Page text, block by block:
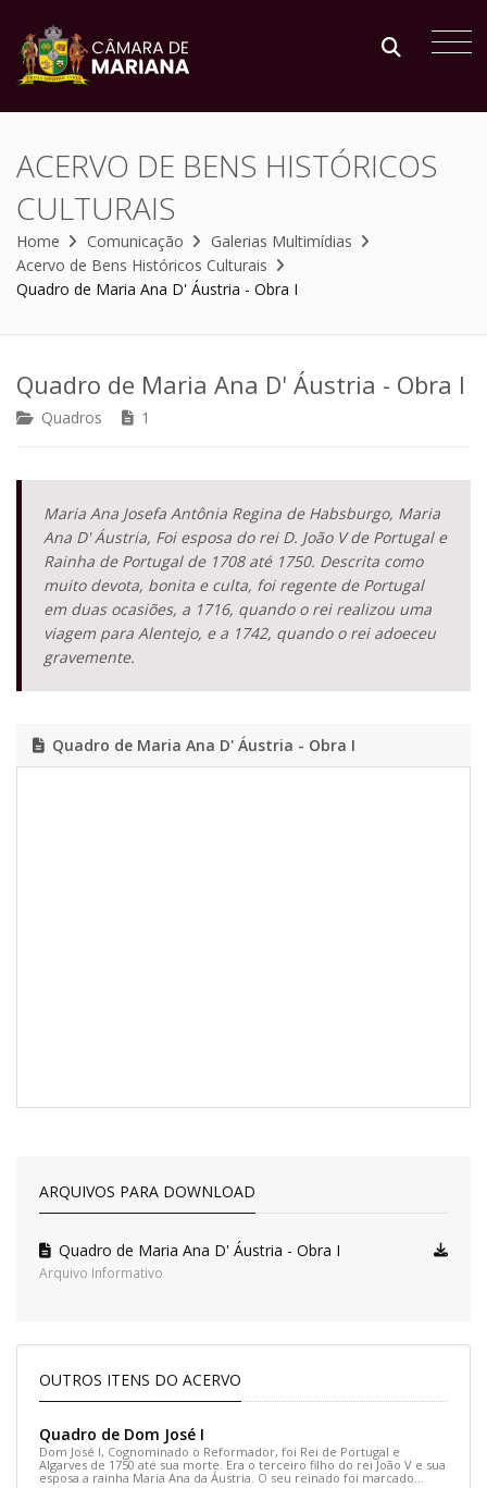
ACERVO DE BENS HISTÓRICOS
CULTURAIS
Home Comunicação
Galerias Multimídias
Acervo de Bens Históricos Culturais
Quadro de Maria Ana D' Áustria - Obra I
Quadro de Maria Ana D' Áustria - Obra I
Quadros 1
Maria Ana Josefa Antônia Regina de Habsburgo, Maria
Ana D' Áustria, Foi esposa do rei D. João V de Portugal e
Rainha de Portugal de 1708 até 1750. Descrita como
muito devota, bonita e culta, foi regente de Portugal
em duas ocasiões, a 1716, quando o rei realizou uma
viagem para Alentejo, e a 1742, quando o rei adoeceu
gravemente.
Quadro de Maria Ana D' Áustria - Obra I
ARQUIVOS PARA DOWNLOAD
Quadro de Maria Ana D' Áustria - Obra I
Arquivo Informativo
OUTROS ITENS DO ACERVO
Quadro de Dom José I
Dom José I, Cognominado o Reformador, foi Rei de Portugal e
Algarves de 1750 até sua morte. Era o terceiro filho do rei João V e sua
esposa a rainha Maria Ana da Áustria. O seu reinado foi marcado